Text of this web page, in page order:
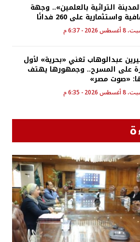
التراثية بالعلمين».. وجهة
واستثمارية على 260 فدانًا
2026 - 6:37 م
عبدالوهاب تغني «بحرية» لأول
على المسرح.. وجمهورها يهتف
«صوت مصر»
2026 - 6:35 م